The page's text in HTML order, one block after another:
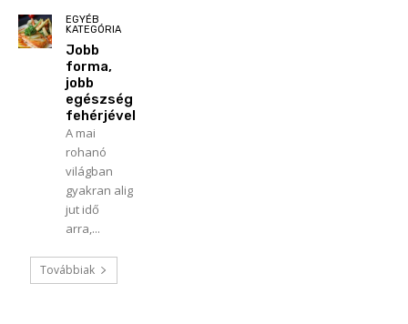
EGYÉB
KATEGÓRIA
Jobb
forma,
jobb
egészség
fehérjével
A mai
rohanó
világban
gyakran alig
jut idő
arra,...
Továbbiak